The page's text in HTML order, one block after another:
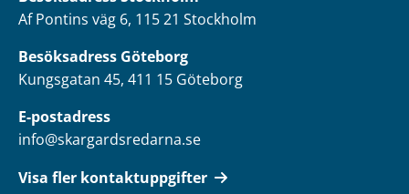
Af Pontins väg 6, 115 21 Stockholm
Besöksadress Göteborg
Kungsgatan 45, 411 15 Göteborg
E-postadress
info@skargardsredarna.se
Visa fler kontaktuppgifter